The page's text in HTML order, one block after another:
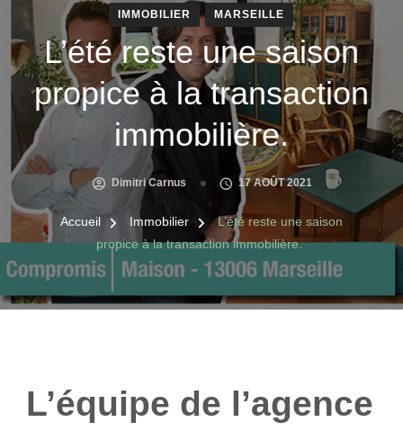
IMMOBILIER MARSEILLE
L’été reste une saison
propice à la transaction
immobilière.
Dimitri Carnus 17 AOÛT 2021
Accueil Immobilier
L’été reste une saison
propice à la transaction immobilière.
L’équipe de l’agence